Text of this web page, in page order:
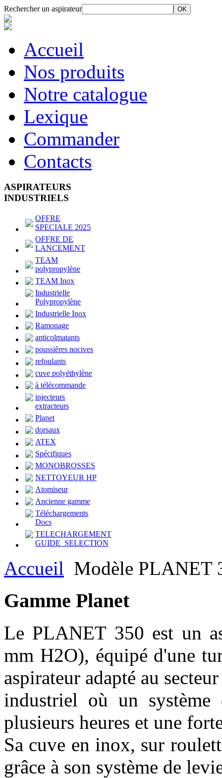
Rechercher un aspirateur
Accueil
Nos produits
Notre catalogue
Lexique
Commander
Contacts
ASPIRATEURS
INDUSTRIELS
OFFRE
SPECIALE 2025
OFFRE DE
LANCEMENT
TEAM
polypropylène
TEAM Inox
Industrielle
Polypropylène
Industrielle Inox
Ramonage
anticolmatants
poussières nocives
refoulants
cuve polyéthylène
à télécommande
injecteurs
extracteurs
Planet
dorsaux
ATEX
Spécifiques
MONOBROSSES
NETTOYEUR HP
Atomiseur
Ancienne gamme
Téléchargements
Docs
TELECHARGEMENT
GUIDE_SELECTION
Accueil Modèle PLANET
Gamme Planet
Le PLANET 350 est un
mm H2O), équipé d'une
aspirateur adapté au secteur
industriel où un système
plusieurs heures et une
Sa cuve en inox, sur
grâce à son système de